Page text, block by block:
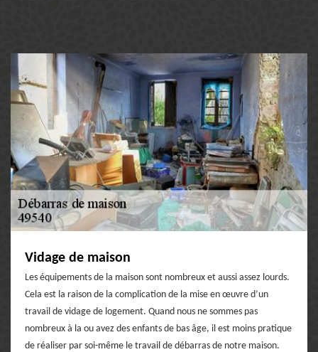
Vidage de maison
Les équipements de la maison sont nombreux et aussi assez lourds.
Cela est la raison de la complication de la mise en œuvre d’un
travail de vidage de logement. Quand nous ne sommes pas
nombreux à la ou avez des enfants de bas âge, il est moins pratique
de réaliser par soi-même le travail de débarras de notre maison.